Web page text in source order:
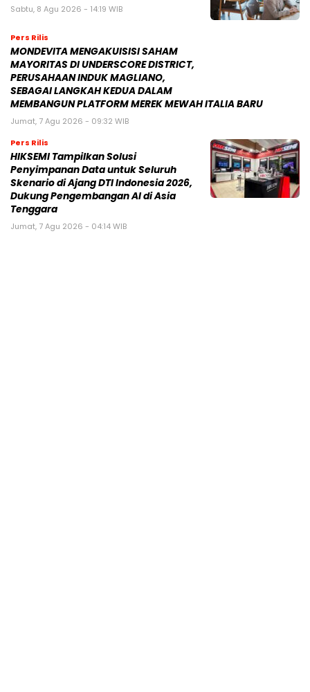
Sabtu, 8 Agu 2026 - 14:19 WIB
Pers Rilis
MONDEVITA MENGAKUISISI SAHAM
MAYORITAS DI UNDERSCORE DISTRICT,
PERUSAHAAN INDUK MAGLIANO,
SEBAGAI LANGKAH KEDUA DALAM
MEMBANGUN PLATFORM MEREK MEWAH ITALIA BARU
Jumat, 7 Agu 2026 - 09:32 WIB
Pers Rilis
HIKSEMI Tampilkan Solusi
Penyimpanan Data untuk Seluruh
Skenario di Ajang DTI Indonesia 2026,
Dukung Pengembangan AI di Asia
Tenggara
Jumat, 7 Agu 2026 - 04:14 WIB